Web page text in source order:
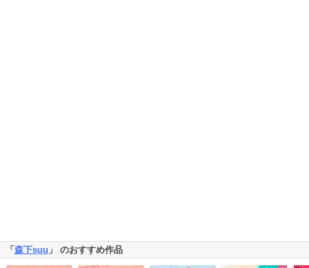
「森下suu 」 のおすすめ作品